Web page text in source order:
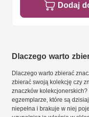
Dodaj
Dlaczego warto
Dlaczego warto zbierać
zbierać swoją kolekcję czy
znaczków
egzemplarze, które są
niepełna i brakuje w niej